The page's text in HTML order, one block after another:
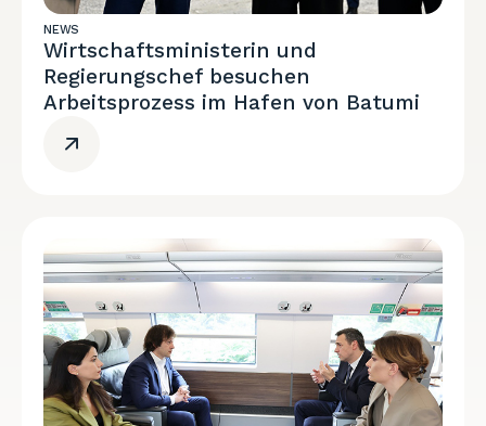
NEWS
Wirtschaftsministerin und
Regierungschef besuchen
Arbeitsprozess im Hafen von Batumi